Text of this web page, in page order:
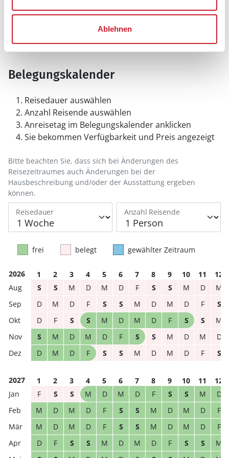
Ablehnen
Belegungskalender
Reisedauer auswählen
Anzahl Reisende auswählen
Anreisetag im Belegungskalender anklicken
Sie bekommen Verfügbarkeit und Preis angezeigt
Reisedauer Anzahl Reisende
Bitte beachten Sie, dass sich bei Änderungen des
Reisezeitraumes auch Änderungen bei der
Hausbeschreibung und/oder der Ausstattung ergeben
können.
frei belegt gewählter Zeitraum
2026 1 2 3 4 5 6 7 8 9 10 11
12
S
S M D M D F S S M D
M
D
M D F S S M D M D F
S
D
F S S M D M D F S S
M
S
M D M D F S S M D M
D
D
M D F S S M D M D F S
2027 1 2 3 4 5 6 7 8 9 10 11
12
F
S S M D M D F S S M
D
M
D M D F S S M D M D
F
M
D M D F S S M D M D
F
D
F S S M D M D F S S
M